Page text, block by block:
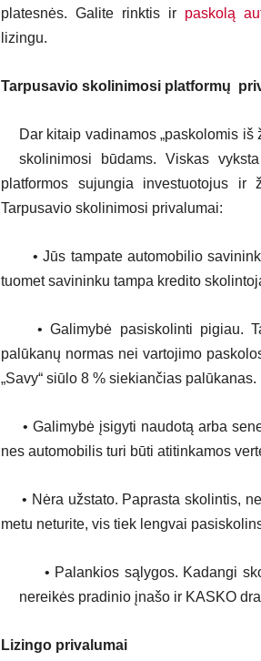
platesnės. Galite rinktis ir paskolą
lizingu.
Tarpusavio skolinimosi platformų
Dar kitaip vadinamos „paskolomis
skolinimosi būdams. Viskas
platformos sujungia investuotojus ir
Tarpusavio skolinimosi privalumai:
• Jūs tampate automobilio
tuomet savininku tampa kredito
• Galimybė pasiskolinti pigiau.
palūkanų normas nei vartojimo
„Savy“ siūlo 8 % siekiančias palūkanas.
• Galimybė įsigyti naudotą arba
nes automobilis turi būti atitinkamos
• Nėra užstato. Paprasta skolintis,
metu neturite, vis tiek lengvai
• Palankios sąlygos. Kadangi
nereikės pradinio įnašo ir KASKO
Lizingo privalumai